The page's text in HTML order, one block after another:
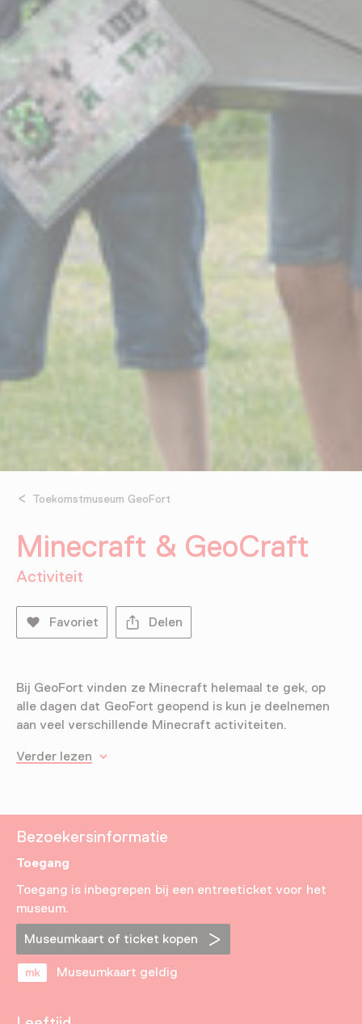
Toekomstmuseum GeoFort
Minecraft & GeoCraft
Activiteit
Favoriet Delen
Bij GeoFort vinden ze Minecraft helemaal te gek, op
alle dagen dat GeoFort geopend is kun je deelnemen
aan veel verschillende Minecraft activiteiten.
Verder lezen
Bezoekersinformatie
Toegang
Toegang is inbegrepen bij een entreeticket voor het
museum.
Museumkaart of ticket kopen
Museumkaart geldig